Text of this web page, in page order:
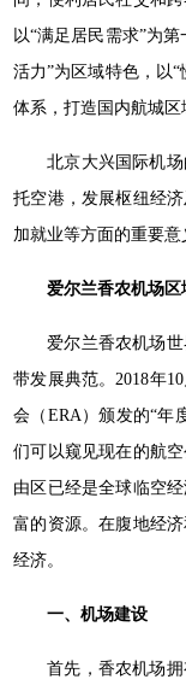
以“满足居民需求”为
活力”为区域特色，以
体系，打造国内航城区
北京大兴国际机
托空港，发展枢纽经
加就业等方面的重要意
爱尔兰香农机场
爱尔兰香农机场
带发展典范。2018年
会（ERA）颁发的“年
们可以窥见现在的航
由区已经是全球临空
富的资源。在腹地经
经济。
一、机场建设
首先，香农机场